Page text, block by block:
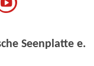
Seenplatte e.